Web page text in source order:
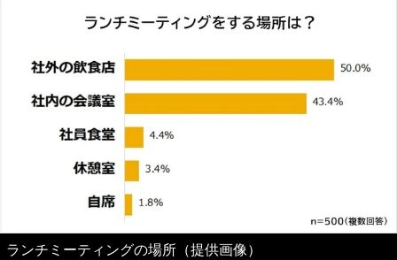
ランチミーティングの場所（提供画像）